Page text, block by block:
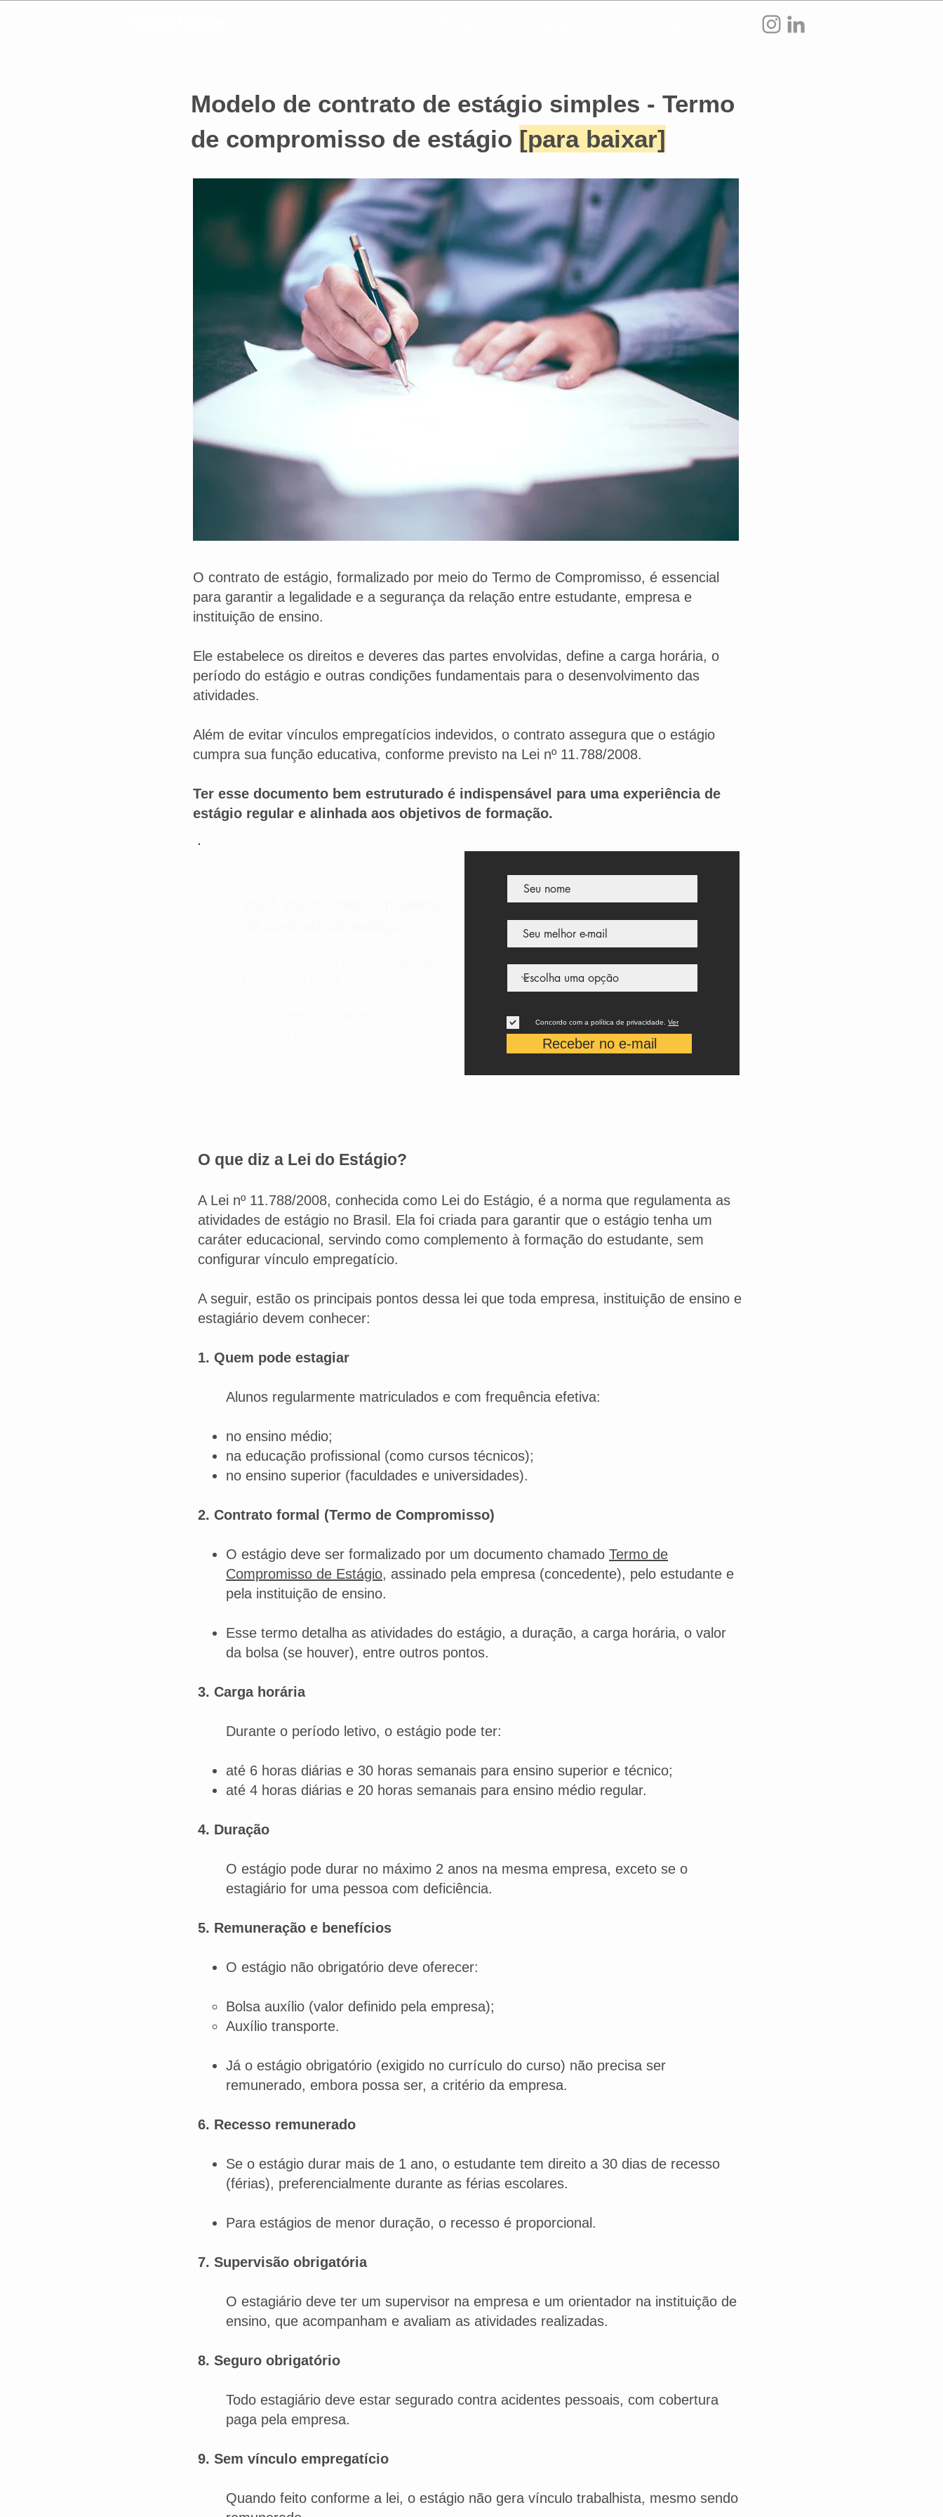
Modelo de contrato de estágio simples - Termo
de compromisso de estágio [para baixar]
O contrato de estágio, formalizado por meio do Termo de Compromisso, é essencial
para garantir a legalidade e a segurança da relação entre estudante, empresa e
instituição de ensino.
Ele estabelece os direitos e deveres das partes envolvidas, define a carga horária, o
período do estágio e outras condições fundamentais para o desenvolvimento das
atividades.
Além de evitar vínculos empregatícios indevidos, o contrato assegura que o estágio
cumpra sua função educativa, conforme previsto na Lei nº 11.788/2008.
Ter esse documento bem estruturado é indispensável para uma experiência de
estágio regular e alinhada aos objetivos de formação.
Concordo com a política de privacidade. Ver
Receber no e-mail
O que diz a Lei do Estágio?
A Lei nº 11.788/2008, conhecida como Lei do Estágio, é a norma que regulamenta as
atividades de estágio no Brasil. Ela foi criada para garantir que o estágio tenha um
caráter educacional, servindo como complemento à formação do estudante, sem
configurar vínculo empregatício.
A seguir, estão os principais pontos dessa lei que toda empresa, instituição de ensino e
estagiário devem conhecer:
1. Quem pode estagiar
Alunos regularmente matriculados e com frequência efetiva:
no ensino médio;
na educação profissional (como cursos técnicos);
no ensino superior (faculdades e universidades).
2. Contrato formal (Termo de Compromisso)
O estágio deve ser formalizado por um documento chamado Termo de
Compromisso de Estágio, assinado pela empresa (concedente), pelo estudante e
pela instituição de ensino.
Esse termo detalha as atividades do estágio, a duração, a carga horária, o valor
da bolsa (se houver), entre outros pontos.​
3. Carga horária
Durante o período letivo, o estágio pode ter:
até 6 horas diárias e 30 horas semanais para ensino superior e técnico;
até 4 horas diárias e 20 horas semanais para ensino médio regular.​
4. Duração
O estágio pode durar no máximo 2 anos na mesma empresa, exceto se o
estagiário for uma pessoa com deficiência.​
5. Remuneração e benefícios
O estágio não obrigatório deve oferecer:
Bolsa auxílio (valor definido pela empresa);
Auxílio transporte.
Já o estágio obrigatório (exigido no currículo do curso) não precisa ser
remunerado, embora possa ser, a critério da empresa.​
6. Recesso remunerado
Se o estágio durar mais de 1 ano, o estudante tem direito a 30 dias de recesso
(férias), preferencialmente durante as férias escolares.
Para estágios de menor duração, o recesso é proporcional.​
7. Supervisão obrigatória
O estagiário deve ter um supervisor na empresa e um orientador na instituição de
ensino, que acompanham e avaliam as atividades realizadas.​
8. Seguro obrigatório
Todo estagiário deve estar segurado contra acidentes pessoais, com cobertura
paga pela empresa.​
9. Sem vínculo empregatício
Quando feito conforme a lei, o estágio não gera vínculo trabalhista, mesmo sendo